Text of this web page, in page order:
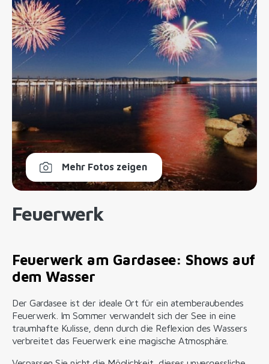
Mehr Fotos zeigen
Feuerwerk
Feuerwerk am Gardasee: Shows auf
dem Wasser
Der Gardasee ist der ideale Ort für ein atemberaubendes
Feuerwerk. Im Sommer verwandelt sich der See in eine
traumhafte Kulisse, denn durch die Reflexion des Wassers
verbreitet das Feuerwerk eine magische Atmosphäre.